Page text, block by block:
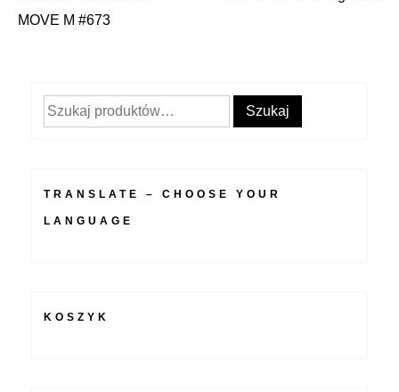
wpisu
MOVE M #673
Szukaj: Szukaj
TRANSLATE – CHOOSE YOUR
LANGUAGE
KOSZYK